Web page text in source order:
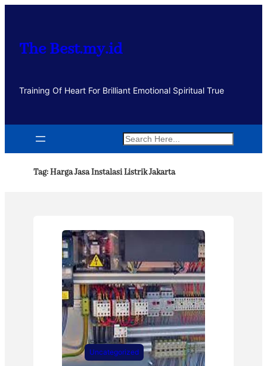
kontenThe Best.my.id
Training Of Heart For Brilliant Emotional Spiritual True
Search
Tag:Harga Jasa Instalasi Listrik Jakarta
Uncategorized